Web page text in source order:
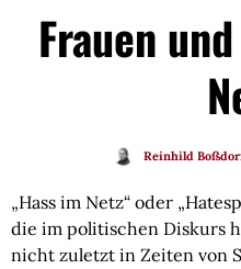
Frauen
Reinhild
„Hass im Netz“ oder
die im politischen Diskurs
nicht zuletzt in Zeiten von